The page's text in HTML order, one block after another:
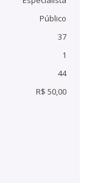
Público
37
1
44
R$ 50,00